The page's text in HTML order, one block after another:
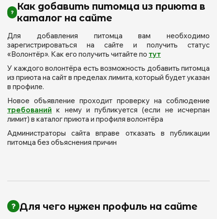
Как добавить питомца из приюта в
каталог на сайте
Для добавления питомца вам необходимо
зарегистрироваться на сайте и получить статус
«Волонтёр». Как его получить читайте по тут
У каждого волонтёра есть возможность добавить питомца
из приюта на сайт в пределах лимита, который будет указан
в профиле.
Новое объявление проходит проверку на соблюдение
требований к нему и публикуется (если не исчерпан
лимит) в каталог приюта и профиля волонтёра
Администраторы сайта вправе отказать в публикации
питомца без объяснения причин
Для чего нужен профиль на сайте